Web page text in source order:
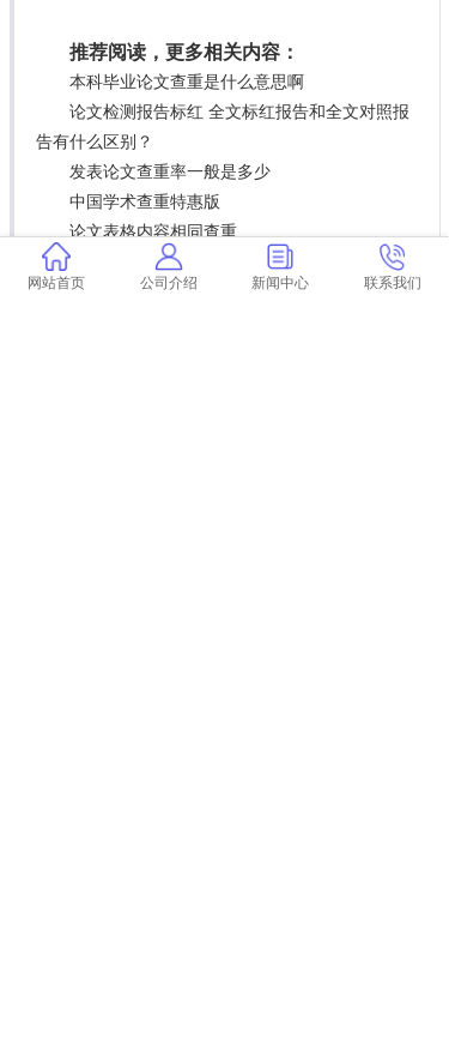
推荐阅读，更多相关内容：
本科毕业论文查重是什么意思啊
论文检测报告标红 全文标红报告和全文对照报
告有什么区别？
发表论文查重率一般是多少
中国学术查重特惠版
论文表格内容相同查重
论文参考文献查重过高
自己用学术查重怎么查
网站首页 公司介绍 新闻中心 联系我们